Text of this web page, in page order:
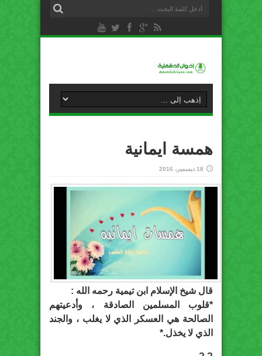
همسة ايمانية
18 ديسمبر، 2016
قال شيخ الإسلام ابن تيمية رحمه الله :
*قلوب المسلمين الصادقة ، وأدعيتهم
الصالحة هي العسكر الذي لا يغلب ، والجند
الذي لا يخذل.*